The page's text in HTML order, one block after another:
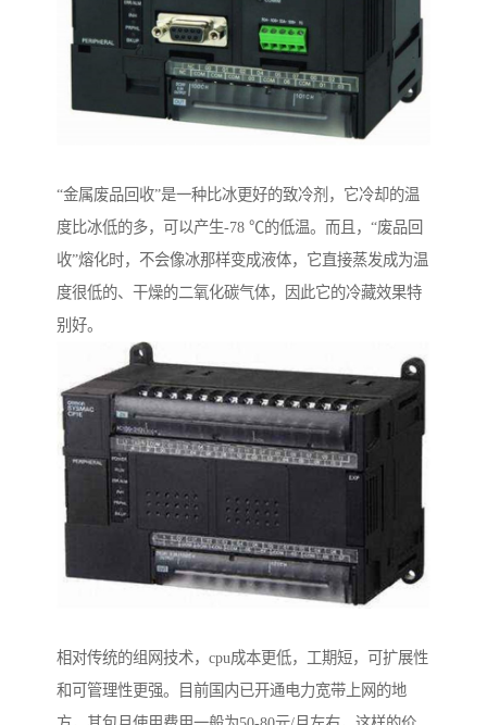
“金属废品回收”是一种比冰更好的致冷剂，它冷却的温
度比冰低的多，可以产生-78 ℃的低温。而且，“废品回
收”熔化时，不会像冰那样变成液体，它直接蒸发成为温
度很低的、干燥的二氧化碳气体，因此它的冷藏效果特
别好。
相对传统的组网技术，cpu成本更低，工期短，可扩展性
和可管理性更强。目前国内已开通电力宽带上网的地